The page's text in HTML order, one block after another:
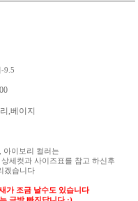
9.5
,베이지
아이보리 컬러는
세컷과 사이즈표를 참고 하신후
겠습니다
가 조금 날수도 있습니다